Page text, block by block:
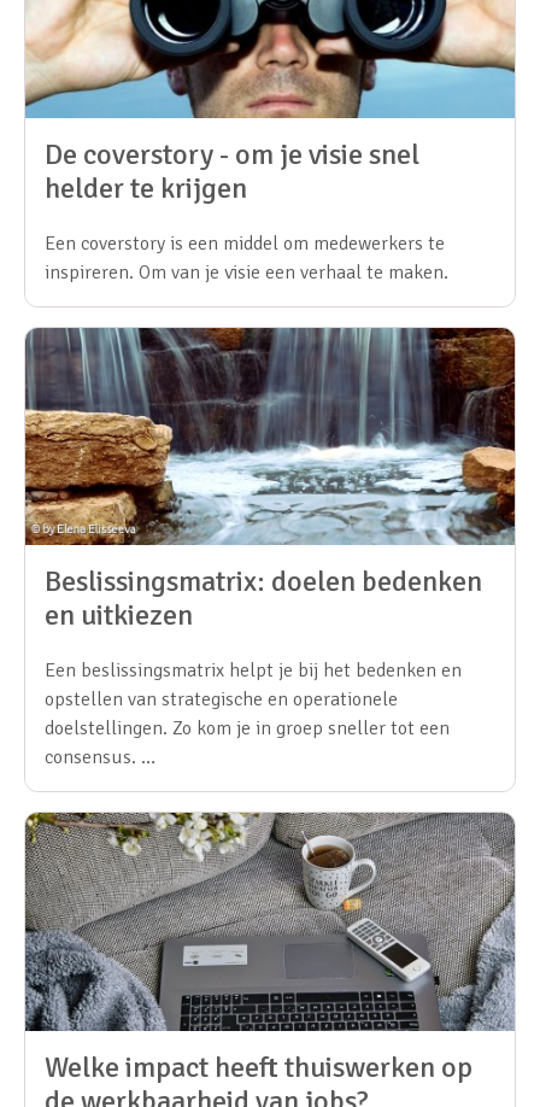
De coverstory - om je visie snel
helder te krijgen
Een coverstory is een middel om medewerkers te
inspireren. Om van je visie een verhaal te maken.
Beslissingsmatrix: doelen bedenken
en uitkiezen
Een beslissingsmatrix helpt je bij het bedenken en
opstellen van strategische en operationele
doelstellingen. Zo kom je in groep sneller tot een
consensus. …
Welke impact heeft thuiswerken op